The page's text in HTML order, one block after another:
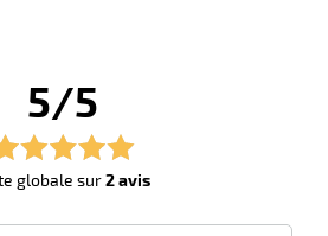
5/5
globale sur2 avis